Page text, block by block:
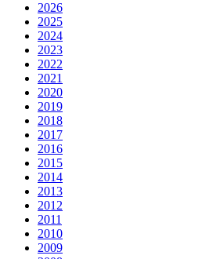
2026
2025
2024
2023
2022
2021
2020
2019
2018
2017
2016
2015
2014
2013
2012
2011
2010
2009